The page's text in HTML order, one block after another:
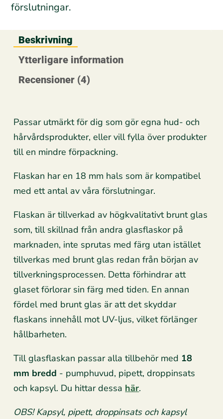
förslutningar.
Beskrivning
Ytterligare information
Recensioner (4)
Passar utmärkt för dig som gör egna hud- och
hårvårdsprodukter, eller vill fylla över produkter
till en mindre förpackning.
Flaskan har en 18 mm hals som är kompatibel
med ett antal av våra förslutningar.
Flaskan är tillverkad av högkvalitativt brunt glas
som, till skillnad från andra glasflaskor på
marknaden, inte sprutas med färg utan istället
tillverkas med brunt glas redan från början av
tillverkningsprocessen. Detta förhindrar att
glaset förlorar sin färg med tiden. En annan
fördel med brunt glas är att det skyddar
flaskans innehåll mot UV-ljus, vilket förlänger
hållbarheten.
Till glasflaskan passar alla tillbehör med 18
mm bredd - pumphuvud, pipett, droppinsats
och kapsyl. Du hittar dessa här.
OBS! Kapsyl, pipett, droppinsats och kapsyl